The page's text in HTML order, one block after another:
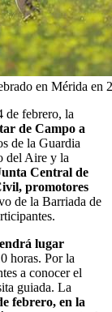
en Mérida en
de febrero, la
de Campo a
de la Guardia
del Aire y la
Central de
promotores
de la Barriada de
lugar
horas. Por la
a conocer el
guiada. La
febrero, en la